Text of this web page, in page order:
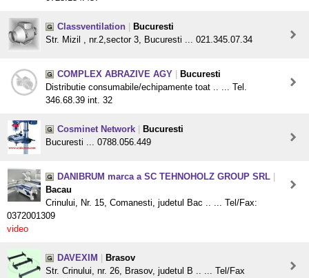
Classventilation
Bucuresti
Str. Mizil , nr.2,sector 3, Bucuresti ... 021.345.07.34
COMPLEX ABRAZIVE AGY
Bucuresti
Distributie consumabile/echipamente toat .. ... Tel.
346.68.39 int. 32
Cosminet Network
Bucuresti
Bucuresti ... 0788.056.449
DANIBRUM marca a SC TEHNOHOLZ GROUP SRL
Bacau
Crinului, Nr. 15, Comanesti, judetul Bac .. ... Tel/Fax:
0372001309
video
DAVEXIM
Brasov
Str. Crinului, nr. 26, Brasov, judetul B .. ... Tel/Fax